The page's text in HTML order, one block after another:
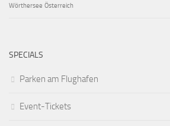
Wörthersee Österreich
SPECIALS
Parken am Flughafen
Event-Tickets